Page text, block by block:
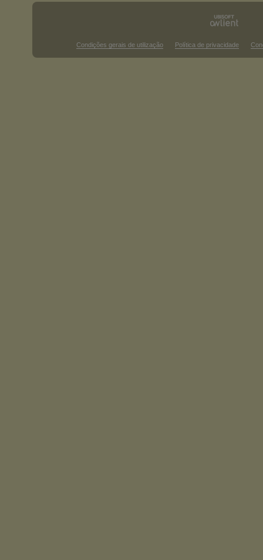
Condições gerais de utilização Política de privacidade